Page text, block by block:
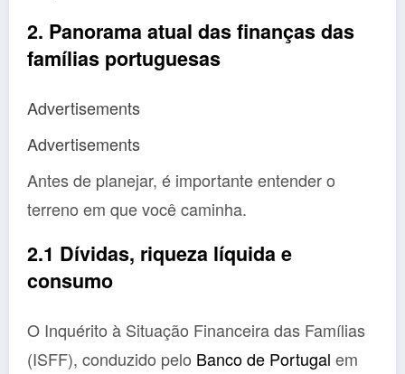
2. Panorama atual das finanças das
famílias portuguesas
Advertisements
Advertisements
Antes de planejar, é importante entender o
terreno em que você caminha.
2.1 Dívidas, riqueza líquida e
consumo
O Inquérito à Situação Financeira das Famílias
(ISFF), conduzido pelo Banco de Portugal em